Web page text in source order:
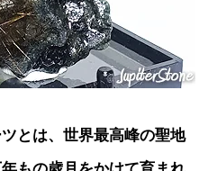
とは、世界最高峰の聖地